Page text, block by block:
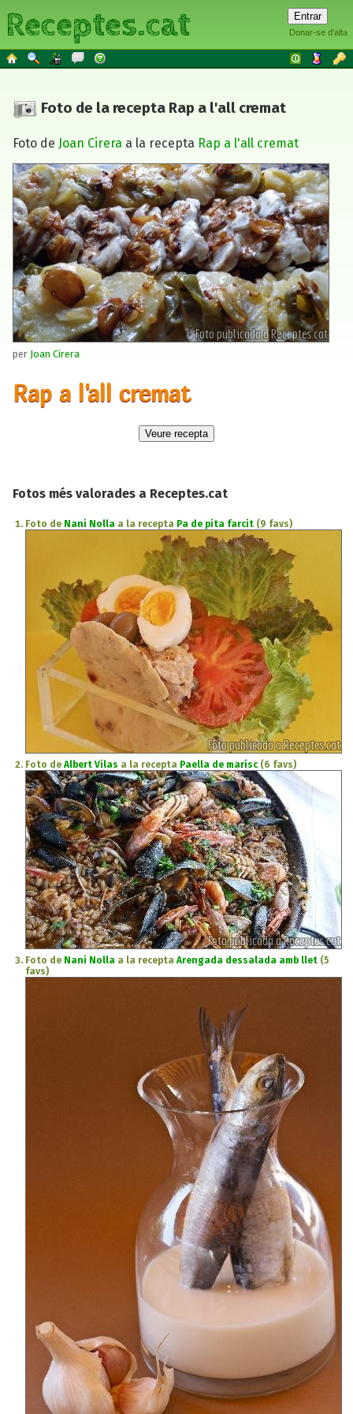
Donar-se d'alta
Receptes.cat
Foto de la recepta Rap a l'all cremat
Foto de Joan Cirera a la recepta Rap a l'all cremat
per Joan Cirera
Rap a l'all cremat
Fotos més valorades a Receptes.cat
Foto de Nani Nolla a la recepta Pa de pita farcit (9 favs)
Foto de Albert Vilas a la recepta Paella de marísc (6 favs)
Foto de Nani Nolla a la recepta Arengada dessalada amb llet (5
favs)